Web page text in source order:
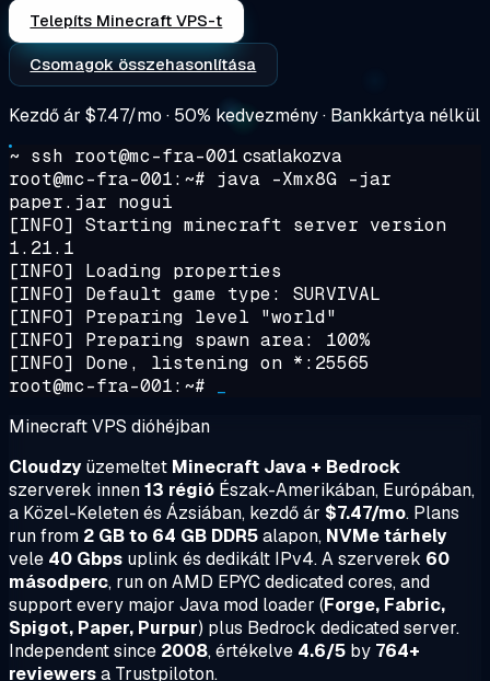
Telepíts Minecraft VPS-t
Csomagok összehasonlítása
Kezdő ár $7.47/mo · 50% kedvezmény · Bankkártya nélkül
~ ssh root@mc-fra-001 csatlakozva
root@mc-fra-001:~# java -Xmx8G -jar
paper.jar nogui
[INFO] Starting minecraft server version
1.21.1
[INFO] Loading properties
[INFO] Default game type: SURVIVAL
[INFO] Preparing level "world"
[INFO] Preparing spawn area: 100%
[INFO] Done, listening on *:25565
root@mc-fra-001:~#
Minecraft VPS dióhéjban
Cloudzyüzemeltet Minecraft Java + Bedrock
szerverek innen13 régió Észak-Amerikában, Európában,
a Közel-Keleten és Ázsiában, kezdő ár $7.47/mo. Plans
run from 2 GB to 64 GB DDR5alapon, NVMe tárhely
vele 40 Gbps uplink és dedikált IPv4. A szerverek 60
másodperc, run on AMD EPYC dedicated cores, and
support every major Java mod loader (Forge, Fabric,
Spigot, Paper, Purpur) plus Bedrock dedicated server.
Independent since 2008, értékelve 4.6/5 by 764+
reviewersa Trustpiloton.